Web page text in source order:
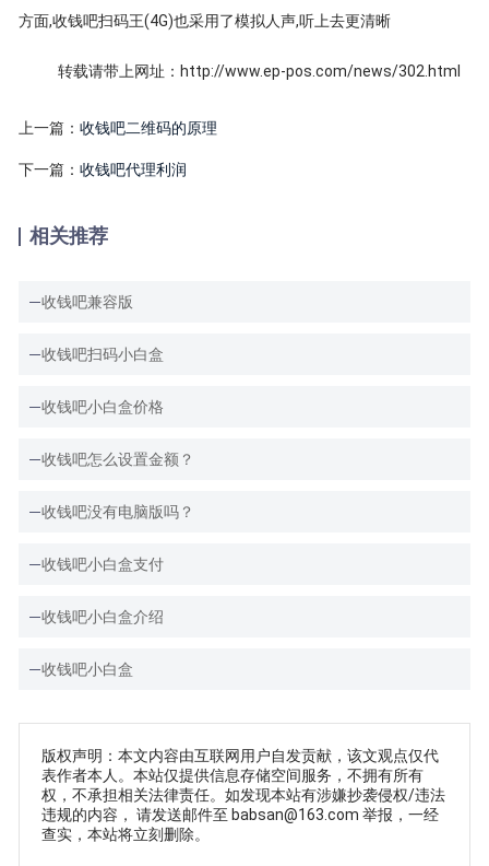
方面,收钱吧扫码王(4G)也采用了模拟人声,听上去更清晰
转载请带上网址：http://www.ep-pos.com/news/302.html
上一篇：收钱吧二维码的原理
下一篇：收钱吧代理利润
相关推荐
收钱吧兼容版
收钱吧扫码小白盒
收钱吧小白盒价格
收钱吧怎么设置金额？
收钱吧没有电脑版吗？
收钱吧小白盒支付
收钱吧小白盒介绍
收钱吧小白盒
版权声明：本文内容由互联网用户自发贡献，该文观点仅代
表作者本人。本站仅提供信息存储空间服务，不拥有所有
权，不承担相关法律责任。如发现本站有涉嫌抄袭侵权/违法
违规的内容， 请发送邮件至 babsan@163.com 举报，一经
查实，本站将立刻删除。